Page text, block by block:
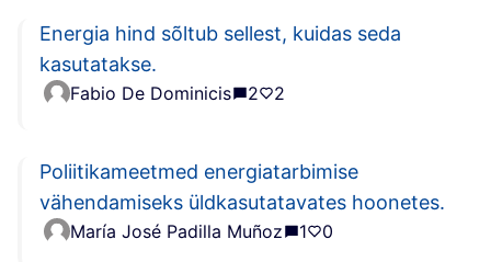
Energia hind sõltub sellest, kuidas seda
kasutatakse.
Fabio De Dominicis 2 2
Poliitikameetmed energiatarbimise
vähendamiseks üldkasutatavates hoonetes.
María José Padilla Muñoz 1 0